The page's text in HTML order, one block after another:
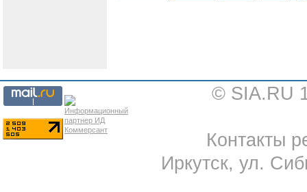
© SIA.RU
Контакты
Иркутск, ул.